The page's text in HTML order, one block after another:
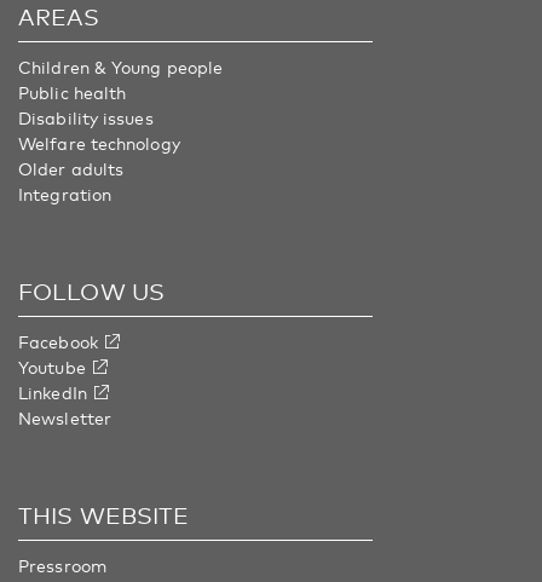
AREAS
Children & Young people
Public health
Disability issues
Welfare technology
Older adults
Integration
FOLLOW US
Facebook
Youtube
LinkedIn
Newsletter
THIS WEBSITE
Pressroom